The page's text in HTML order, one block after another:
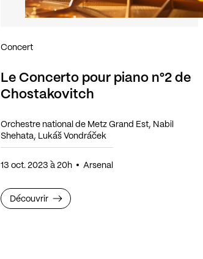
Le Concerto pour piano n°2 de
Chostakovitch
Concert
Orchestre national de Metz Grand Est, Nabil
Shehata, Lukáš Vondráček
13 oct. 2023 à 20h Arsenal
Découvrir